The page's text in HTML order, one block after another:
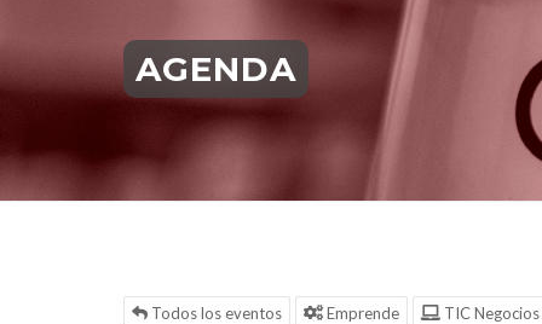
AGENDA
Todos los eventos Emprende
TIC Negocios